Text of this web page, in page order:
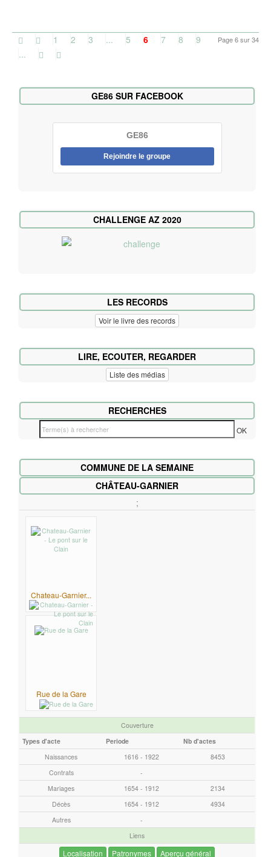
Page 6 sur 34
1 2 3 ... 5 6 7 8
9
...
GE86 SUR FACEBOOK
GE86
Rejoindre le groupe
CHALLENGE AZ 2020
LES RECORDS
Voir le livre des records
LIRE, ECOUTER, REGARDER
Liste des médias
RECHERCHES
T
e
s
)
h
r
OK
COMMUNE DE LA SEMAINE
CHÂTEAU-GARNIER
;
Chateau-Garnier...
Rue de la Gare
Couverture
Types d'acte
Periode
Nb d'actes
Naissances
1616 - 1922
8453
Contrats
-
Mariages
1654 - 1912
2134
Décès
1654 - 1912
4934
Autres
-
Liens
Localisation Patronymes Aperçu général